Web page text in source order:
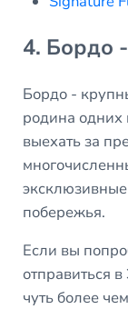
4. Бордо
Бордо -
родина одних
выехать за
побережья.
Если вы
отправиться
чуть более